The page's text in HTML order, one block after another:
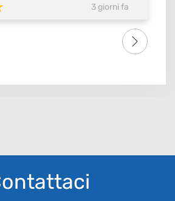
3 giorni fa
SI meritebbe anche 10.
tutto a tutto lo staff